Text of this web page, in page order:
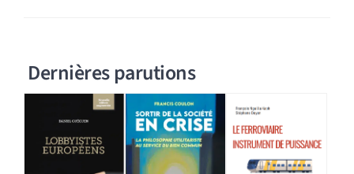
Dernières parutions